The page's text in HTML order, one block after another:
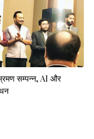
सम्पन्न, AI और